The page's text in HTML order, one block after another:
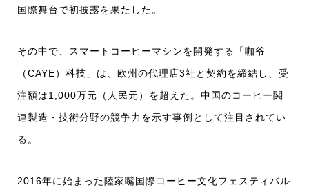
国際舞台で初披露を果たした。
その中で、スマートコーヒーマシンを開発する「咖爷
（CAYE）科技」は、欧州の代理店3社と契約を締結し、受
注額は1,000万元（人民元）を超えた。中国のコーヒー関
連製造・技術分野の競争力を示す事例として注目されてい
る。
2016年に始まった陸家嘴国際コーヒー文化フェスティバル